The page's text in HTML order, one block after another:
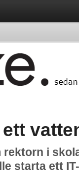
rektorn i
starta ett